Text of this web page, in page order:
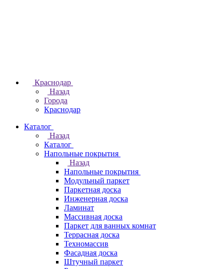
Краснодар
Назад
Города
Краснодар
Каталог
Назад
Каталог
Напольные покрытия
Назад
Напольные покрытия
Модульный паркет
Паркетная доска
Инженерная доска
Ламинат
Массивная доска
Паркет для ванных комнат
Террасная доска
Техномассив
Фасадная доска
Штучный паркет